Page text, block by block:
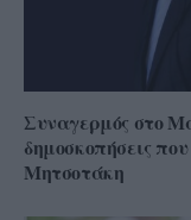
Συναγερμός στο
δημοσκοπήσεις
Μητσοτάκη